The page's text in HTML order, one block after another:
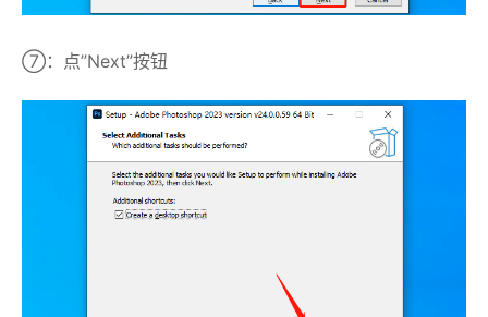
⑦：点”Next”按钮